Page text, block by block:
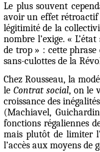
Le plus souvent
avoir un effet rétroactif
légitimité de la
nombre l’exige. «
de trop » : cette
sans-culottes de la
Chez Rousseau, la
le Contrat social, on le
croissance des
(Machiavel,
fonctions régaliennes
mais plutôt de limiter
l’accès aux moyens de